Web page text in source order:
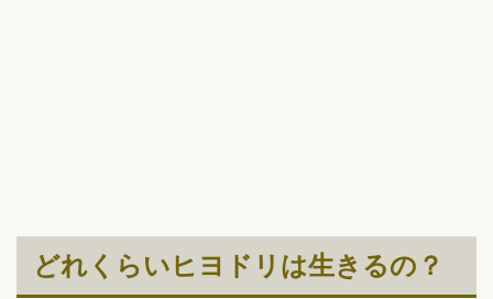
どれくらいヒヨドリは生きるの？